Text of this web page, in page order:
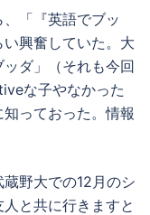
「『英語でブッ
興奮していた。大
ダ」（それも今回
な子やなかった
っておった。情報
野大での12月のシ
と共に行きますと